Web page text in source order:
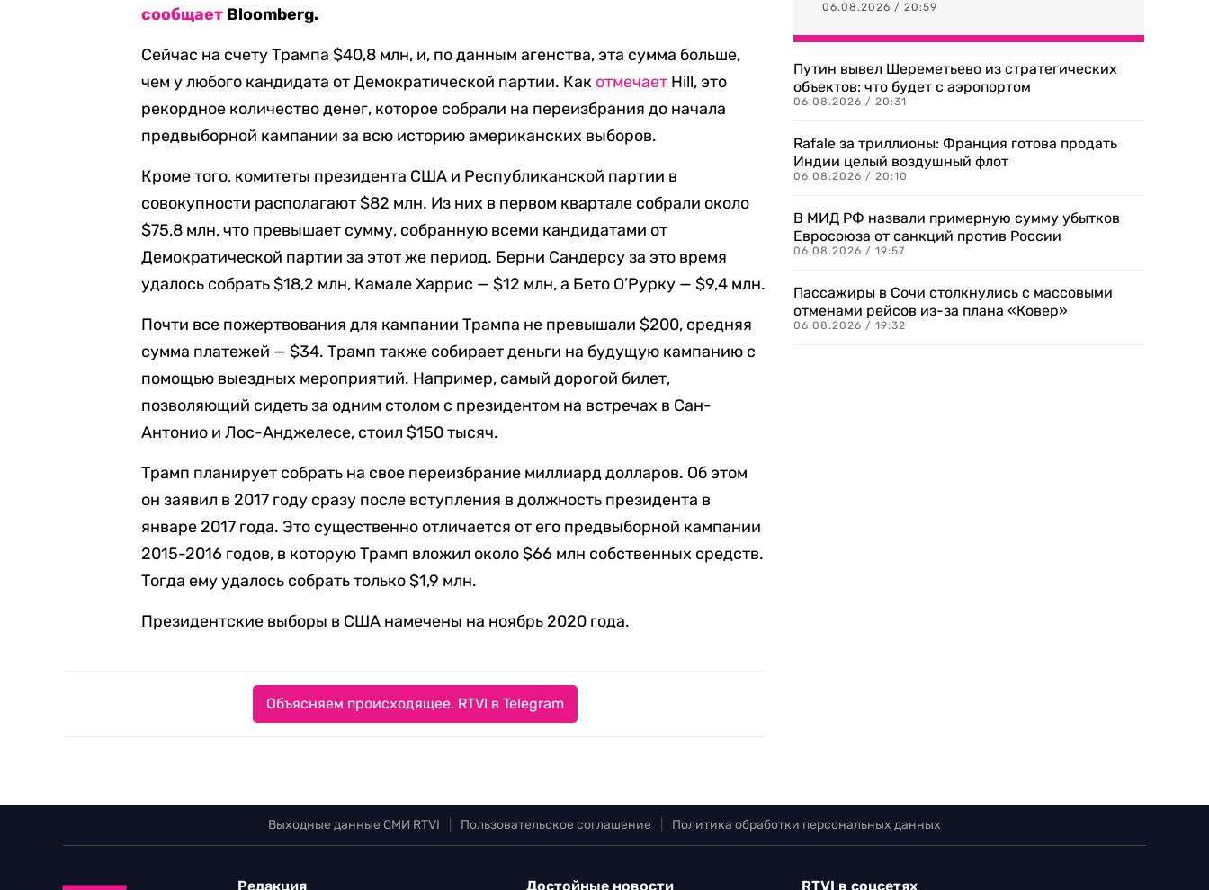
сообщает Bloomberg.
Сейчас на счету Трампа $40,8 млн, и, по данным агенства, эта сумма больше,
чем у любого кандидата от Демократической партии. Как отмечает Hill, это
рекордное количество денег, которое собрали на переизбрания до начала
предвыборной кампании за всю историю американских выборов.
Кроме того, комитеты президента США и Республиканской партии в
совокупности располагают $82 млн. Из них в первом квартале собрали около
$75,8 млн, что превышает сумму, собранную всеми кандидатами от
Демократической партии за этот же период. Берни Сандерсу за это время
удалось собрать $18,2 млн, Камале Харрис — $12 млн, а Бето О’Рурку — $9,4 млн.
Почти все пожертвования для кампании Трампа не превышали $200, средняя
сумма платежей — $34. Трамп также собирает деньги на будущую кампанию с
помощью выездных мероприятий. Например, самый дорогой билет,
позволяющий сидеть за одним столом с президентом на встречах в Сан-
Антонио и Лос-Анджелесе, стоил $150 тысяч.
Трамп планирует собрать на свое переизбрание миллиард долларов. Об этом
он заявил в 2017 году сразу после вступления в должность президента в
январе 2017 года. Это существенно отличается от его предвыборной кампании
2015-2016 годов, в которую Трамп вложил около $66 млн собственных средств.
Тогда ему удалось собрать только $1,9 млн.
Президентские выборы в США намечены на ноябрь 2020 года.
Объясняем происходящее. RTVI в Telegram
06.08.2026 / 20:59
Путин вывел Шереметьево из стратегических
объектов: что будет с аэропортом
06.08.2026 / 20:31
Rafale за триллионы: Франция готова продать
Индии целый воздушный флот
06.08.2026 / 20:10
В МИД РФ назвали примерную сумму убытков
Евросоюза от санкций против России
06.08.2026 / 19:57
Пассажиры в Сочи столкнулись с массовыми
отменами рейсов из-за плана «Ковер»
06.08.2026 / 19:32
Выходные данные СМИ RTVI Пользовательское соглашение Политика обработки персональных данных
Редакция Достойные новости RTVI в соцсетях